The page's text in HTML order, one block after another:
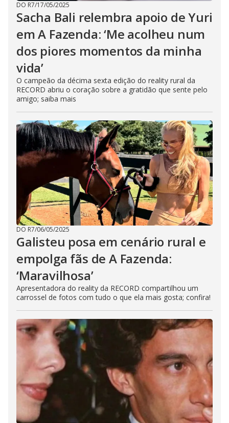
DO R7/17/05/2025
Sacha Bali relembra apoio de Yuri
em A Fazenda: ‘Me acolheu num
dos piores momentos da minha
vida’
O campeão da décima sexta edição do reality rural da
RECORD abriu o coração sobre a gratidão que sente pelo
amigo; saiba mais
DO R7/06/05/2025
Galisteu posa em cenário rural e
empolga fãs de A Fazenda:
‘Maravilhosa’
Apresentadora do reality da RECORD compartilhou um
carrossel de fotos com tudo o que ela mais gosta; confira!